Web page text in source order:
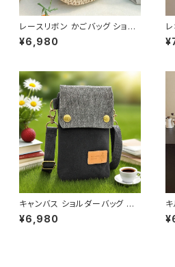
レースリボン かごバッグ ショル
ダーバッグ レディース 韓国風
春夏 ナチュラルスタイル リゾー
¥6,980
ワ
ヒ
キャンバス ショルダーバッグ ス
マホポーチ ミニバッグ レディー
ス メンズ 斜めがけ カジュアル
¥6,980
量
グ